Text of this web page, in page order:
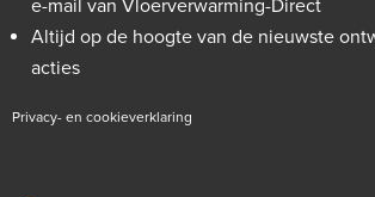
e-mail van Vloerverwarming-Direct
Altijd op de hoogte van de nieuwste
acties
Privacy- en cookieverklaring